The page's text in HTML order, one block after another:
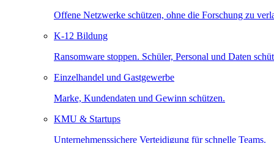
Offene Netzwerke schützen, ohne die Forschung zu
K-12 Bildung
Ransomware stoppen. Schüler, Personal und Daten
Einzelhandel und Gastgewerbe
Marke, Kundendaten und Gewinn schützen.
KMU & Startups
Unternehmenssichere Verteidigung für schnelle Teams.